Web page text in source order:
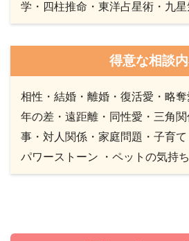
学・四柱推命・東洋占星術・九星
得意な相談
相性・結婚・離婚・復活愛・略奪
年の差・遠距離・同性愛・三角
事・対人関係・家庭問題・子育て
パワーストーン ・ペットの気持ち